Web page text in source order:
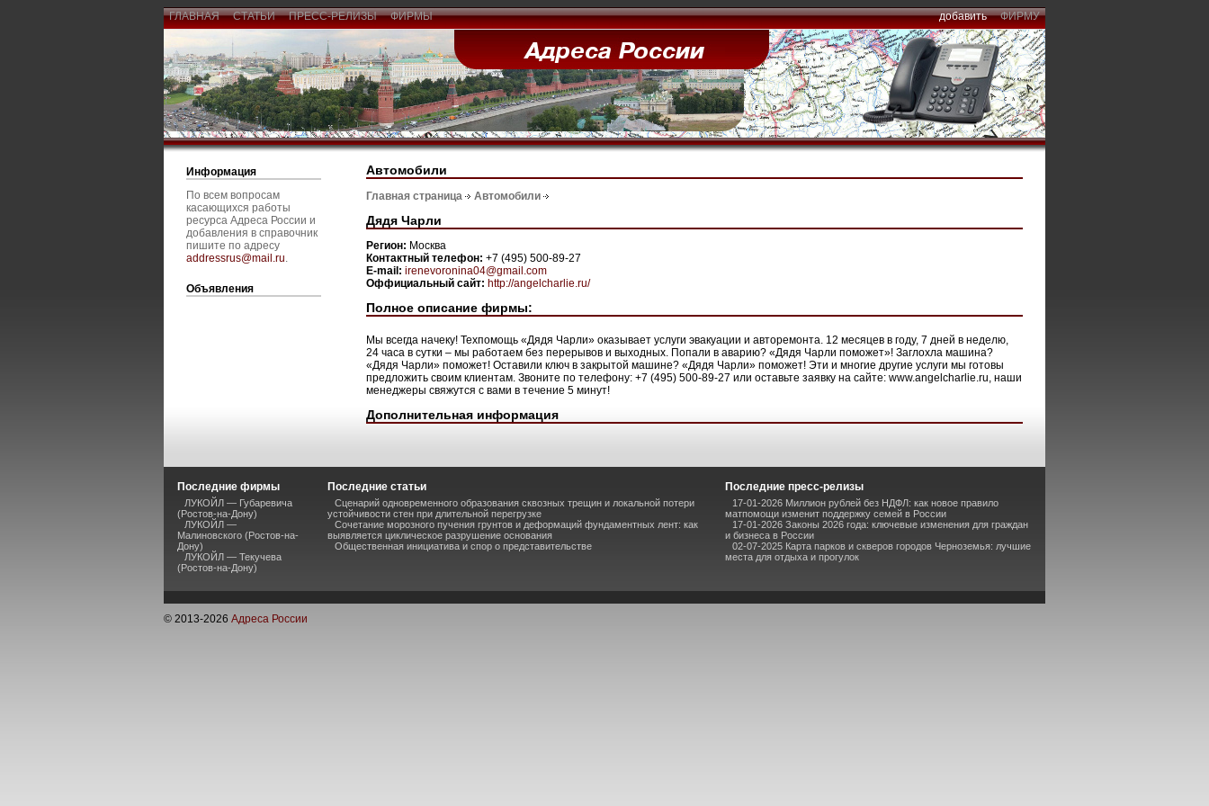
ГЛАВНАЯ СТАТЬИ ПРЕСС-РЕЛИЗЫ ФИРМЫ добавить ФИРМУ
Информация
По всем вопросам
касающихся работы
ресурса Адреса России и
добавления в справочник
пишите по адресу
addressrus@mail.ru.
Объявления
Автомобили
Главная страница Автомобили
Дядя Чарли
Регион: Москва
Контактный телефон: +7 (495) 500-89-27
E-mail: irenevoronina04@gmail.com
Оффициальный сайт: http://angelcharlie.ru/
Полное описание фирмы:
Мы всегда начеку! Техпомощь «Дядя Чарли» оказывает услуги эвакуации и авторемонта. 12 месяцев в году, 7 дней в неделю,
24 часа в сутки – мы работаем без перерывов и выходных. Попали в аварию? «Дядя Чарли поможет»! Заглохла машина?
«Дядя Чарли» поможет! Оставили ключ в закрытой машине? «Дядя Чарли» поможет! Эти и многие другие услуги мы готовы
предложить своим клиентам. Звоните по телефону: +7 (495) 500-89-27 или оставьте заявку на сайте: www.angelcharlie.ru, наши
менеджеры свяжутся с вами в течение 5 минут!
Дополнительная информация
Последние фирмы
ЛУКОЙЛ — Губаревича
(Ростов-на-Дону)
ЛУКОЙЛ —
Малиновского (Ростов-на-
Дону)
ЛУКОЙЛ — Текучева
(Ростов-на-Дону)
Последние статьи
Сценарий одновременного образования сквозных трещин и локальной потери
устойчивости стен при длительной перегрузке
Сочетание морозного пучения грунтов и деформаций фундаментных лент: как
выявляется циклическое разрушение основания
Общественная инициатива и спор о представительстве
Последние пресс-релизы
17-01-2026 Миллион рублей без НДФЛ: как новое правило
матпомощи изменит поддержку семей в России
17-01-2026 Законы 2026 года: ключевые изменения для граждан
и бизнеса в России
02-07-2025 Карта парков и скверов городов Черноземья: лучшие
места для отдыха и прогулок
© 2013-2026 Адреса России